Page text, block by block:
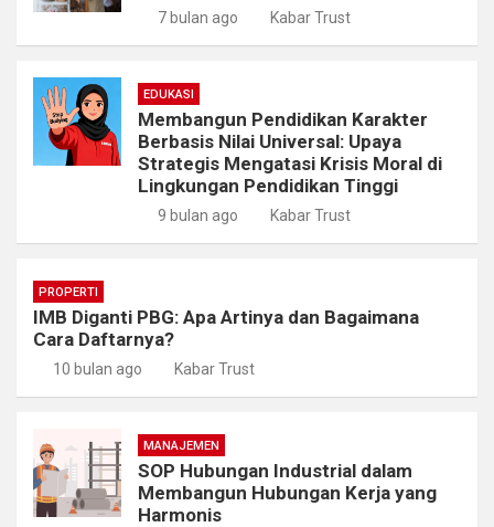
7 bulan ago Kabar Trust
EDUKASI
Membangun Pendidikan Karakter
Berbasis Nilai Universal: Upaya
Strategis Mengatasi Krisis Moral di
Lingkungan Pendidikan Tinggi
9 bulan ago Kabar Trust
PROPERTI
IMB Diganti PBG: Apa Artinya dan Bagaimana
Cara Daftarnya?
10 bulan ago Kabar Trust
MANAJEMEN
SOP Hubungan Industrial dalam
Membangun Hubungan Kerja yang
Harmonis